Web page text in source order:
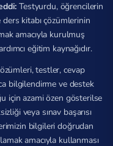
Testyurdu, öğrencilerin
ders kitabı çözümlerinin
amacıyla kurulmuş
eğitim kaynağıdır.
testler, cevap
bilgilendirme ve destek
için azami özen gösterilse
veya sınav başarısı
bilgileri doğrudan
amacıyla kullanması